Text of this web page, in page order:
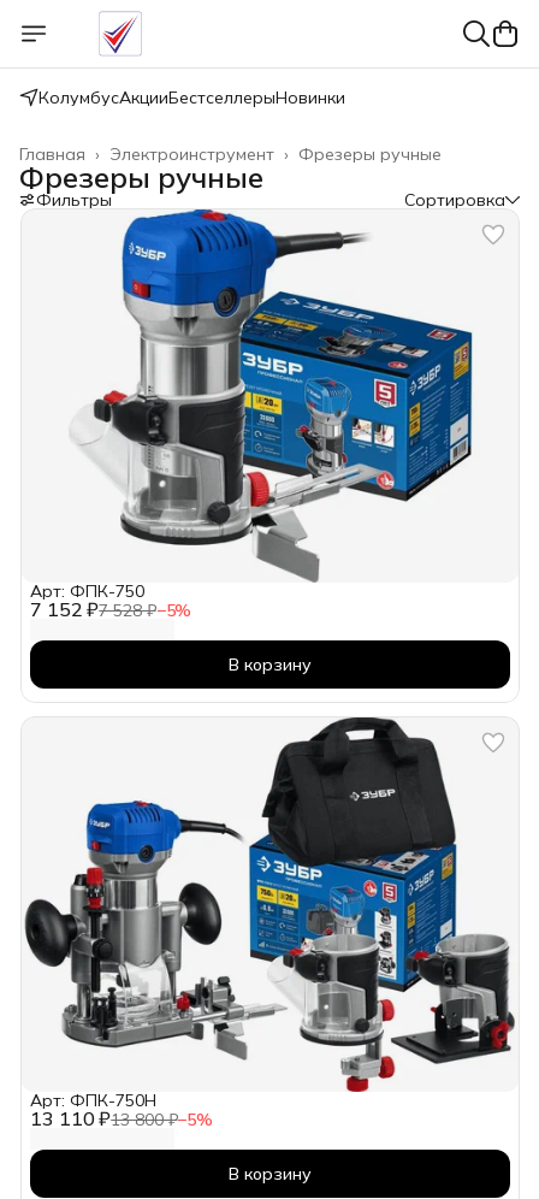
КолумбусАкцииБестселлерыНовинки
Фрезеры ручные
Электроинструмент ›
Главная ›
Фрезеры ручные
Фильтры Сортировка
7 152 ₽7 528 ₽−5%
Арт: ФПК-750
В корзину
13 110 ₽13 800 ₽−5%
Арт: ФПК-750Н
В корзину